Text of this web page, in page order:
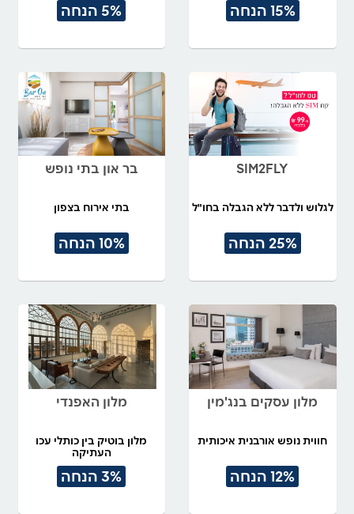
15% הנחה 5% הנחה
SIM2FLY
לגלוש ולדבר ללא הגבלה בחו"ל
25% הנחה
בר און בתי נופש
בתי אירוח בצפון
10% הנחה
מלון עסקים בנג'מין
חווית נופש אורבנית איכותית
12% הנחה
מלון האפנדי
מלון בוטיק בין כותלי עכו
העתיקה
3% הנחה